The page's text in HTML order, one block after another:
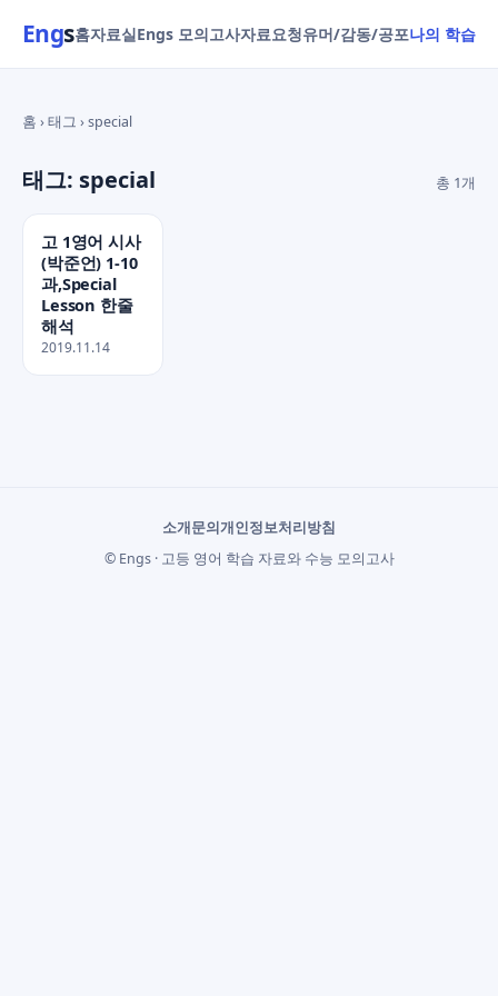
Engs홈자료실Engs 모의고사자료요청유머/감동/공포나의 학습
홈 › 태그 › special
태그: special 총 1개
고 1영어 시사
(박준언) 1-10
과,Special
Lesson 한줄
해석
2019.11.14
소개문의개인정보처리방침
© Engs · 고등 영어 학습 자료와 수능 모의고사